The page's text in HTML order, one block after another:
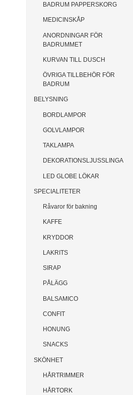
BADRUM PAPPERSKORG
MEDICINSKÅP
ANORDNINGAR FÖR
BADRUMMET
KURVAN TILL DUSCH
ÖVRIGA TILLBEHÖR FÖR
BADRUM
BELYSNING
BORDLAMPOR
GOLVLAMPOR
TAKLAMPA
DEKORATIONSLJUSSLINGA
LED GLOBE LÖKAR
SPECIALITETER
Råvaror för bakning
KAFFE
KRYDDOR
LAKRITS
SIRAP
PÅLÄGG
BALSAMICO
CONFIT
HONUNG
SNACKS
SKÖNHET
HÅRTRIMMER
HÅRTORK